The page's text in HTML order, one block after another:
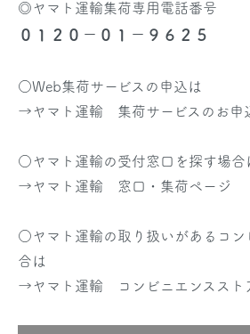
◎ヤマト運輸集荷専用電話番号
０１２０－０１－９６２５
○Web集荷サービスの申込は
→ヤマト運輸 集荷サービスのお申
○ヤマト運輸の受付窓口を探す場合
→ヤマト運輸 窓口・集荷ページ
○ヤマト運輸の取り扱いがあるコン
合は
→ヤマト運輸 コンビニエンススト